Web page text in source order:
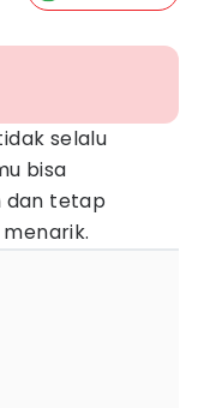
selalu
bisa
dan tetap